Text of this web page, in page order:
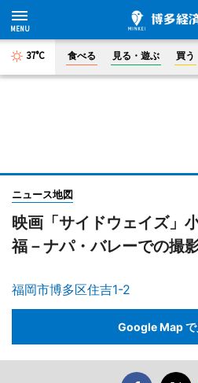
37°C 食べる 見る・遊ぶ 買う
ニュース地図
映画「サイドウェイズ」
福－ナパ・バレーでの撮
福岡市博多区住吉1-2
Google Map で